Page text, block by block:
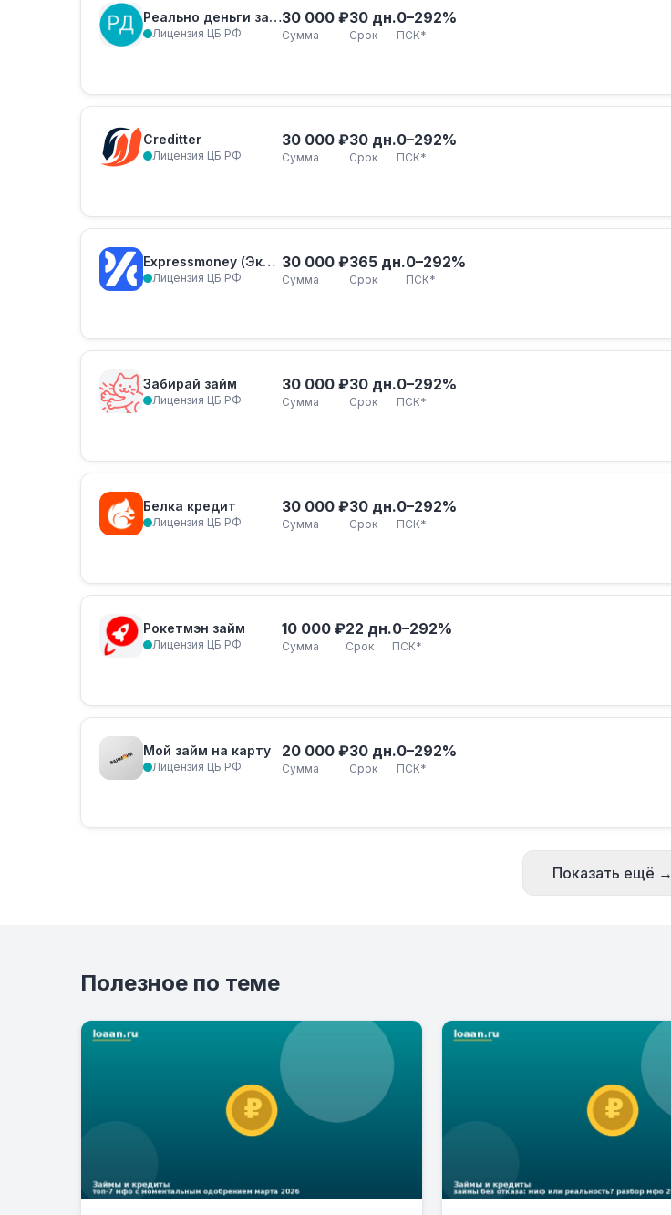
Реально деньги займ
Лицензия ЦБ РФ
30 000 ₽
Сумма
30 дн.
Срок
0–292%
ПСК*
Creditter
Лицензия ЦБ РФ
30 000 ₽
Сумма
30 дн.
Срок
0–292%
ПСК*
Expressmoney (Экспресс-Деньги)
Лицензия ЦБ РФ
30 000 ₽
Сумма
365 дн.
Срок
0–292%
ПСК*
Забирай займ
Лицензия ЦБ РФ
30 000 ₽
Сумма
30 дн.
Срок
0–292%
ПСК*
Белка кредит
Лицензия ЦБ РФ
30 000 ₽
Сумма
30 дн.
Срок
0–292%
ПСК*
Рокетмэн займ
Лицензия ЦБ РФ
10 000 ₽
Сумма
22 дн.
Срок
0–292%
ПСК*
Мой займ на карту
Лицензия ЦБ РФ
20 000 ₽
Сумма
30 дн.
Срок
0–292%
ПСК*
Показать ещё →
Полезное по теме